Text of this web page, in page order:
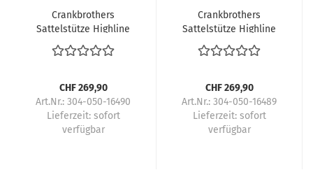
Crankbrothers
Sattelstütze Highline
XC/Gravel
CHF 269,90
Art.Nr.: 304-050-16490
Lieferzeit: sofort
verfügbar
Crankbrothers
Sattelstütze Highline
XC/Gravel
CHF 269,90
Art.Nr.: 304-050-16489
Lieferzeit: sofort
verfügbar